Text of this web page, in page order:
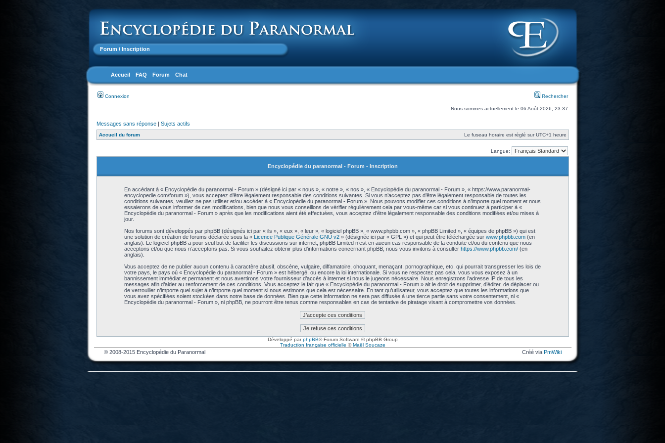
Forum / Inscription
Accueil FAQ Forum Chat
Connexion Rechercher
Nous sommes actuellement le 06 Août 2026, 23:37
Messages sans réponse| Sujets actifs
Accueil du forum Le fuseau horaire est réglé sur UTC+1 heure
Langue:
Encyclopédie du paranormal - Forum - Inscription
En accédant à « Encyclopédie du paranormal - Forum » (désigné ici par « nous », « notre », « nos », « Encyclopédie du paranormal - Forum », « https://www.paranormal-
encyclopedie.com/forum »), vous acceptez d’être légalement responsable des conditions suivantes. Si vous n’acceptez pas d’être légalement responsable de toutes les
conditions suivantes, veuillez ne pas utiliser et/ou accéder à « Encyclopédie du paranormal - Forum ». Nous pouvons modifier ces conditions à n’importe quel moment et nous
essaierons de vous informer de ces modifications, bien que nous vous conseillons de vérifier régulièrement cela par vous-même car si vous continuez à participer à «
Encyclopédie du paranormal - Forum » après que les modifications aient été effectuées, vous acceptez d’être légalement responsable des conditions modifiées et/ou mises à
jour.
Nos forums sont développés par phpBB (désignés ici par « ils », « eux », « leur », « logiciel phpBB », « www.phpbb.com », « phpBB Limited », « équipes de phpBB ») qui est
une solution de création de forums déclarée sous la « Licence Publique Générale GNU v2 » (désignée ici par « GPL ») et qui peut être téléchargée sur www.phpbb.com (en
anglais). Le logiciel phpBB a pour seul but de faciliter les discussions sur internet, phpBB Limited n’est en aucun cas responsable de la conduite et/ou du contenu que nous
acceptons et/ou que nous n’acceptons pas. Si vous souhaitez obtenir plus d’informations concernant phpBB, nous vous invitons à consulter https://www.phpbb.com/ (en
anglais).
Vous acceptez de ne publier aucun contenu à caractère abusif, obscène, vulgaire, diffamatoire, choquant, menaçant, pornographique, etc. qui pourrait transgresser les lois de
votre pays, le pays où « Encyclopédie du paranormal - Forum » est hébergé, ou encore la loi internationale. Si vous ne respectez pas cela, vous vous exposez à un
bannissement immédiat et permanent et nous avertirons votre fournisseur d’accès à internet si nous le jugeons nécessaire. Nous enregistrons l’adresse IP de tous les
messages afin d’aider au renforcement de ces conditions. Vous acceptez le fait que « Encyclopédie du paranormal - Forum » ait le droit de supprimer, d’éditer, de déplacer ou
de verrouiller n’importe quel sujet à n’importe quel moment si nous estimons que cela est nécessaire. En tant qu’utilisateur, vous acceptez que toutes les informations que
vous avez spécifiées soient stockées dans notre base de données. Bien que cette information ne sera pas diffusée à une tierce partie sans votre consentement, ni «
Encyclopédie du paranormal - Forum », ni phpBB, ne pourront être tenus comme responsables en cas de tentative de piratage visant à compromettre vos données.
Développé parphpBB® Forum Software © phpBB Group
Traduction française officielle ©Maël Soucaze
© 2008-2015 Encyclopédie du Paranormal Créé via PmWiki